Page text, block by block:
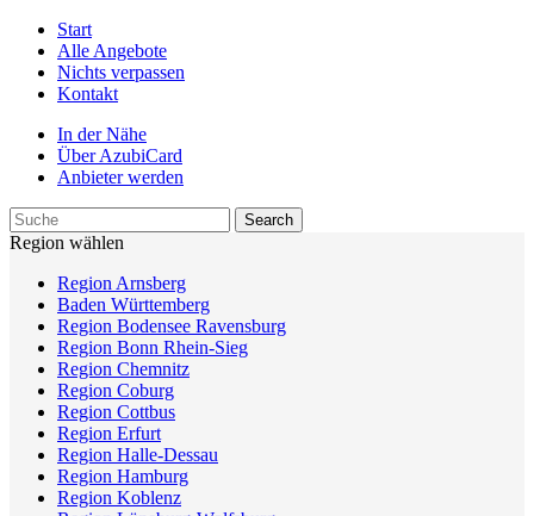
Start
Alle Angebote
Nichts verpassen
Kontakt
In der Nähe
Über AzubiCard
Anbieter werden
Region wählen
Region Arnsberg
Baden Württemberg
Region Bodensee Ravensburg
Region Bonn Rhein-Sieg
Region Chemnitz
Region Coburg
Region Cottbus
Region Erfurt
Region Halle-Dessau
Region Hamburg
Region Koblenz